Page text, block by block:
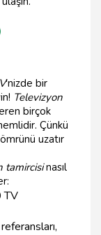
'nizde bir
Televizyon
birçok
Çünkü
ömrünü uzatır
tamircisinasıl
TV